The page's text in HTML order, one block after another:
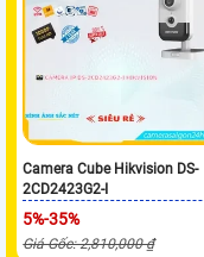
Camera Cube Hikvision DS-
2CD2423G2-I
5%-35%
Giá Gốc: 2,810,000 ₫